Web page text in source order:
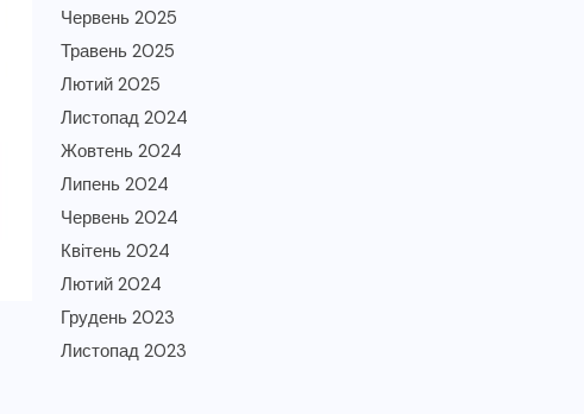
Червень 2025
Травень 2025
Лютий 2025
Листопад 2024
Жовтень 2024
Липень 2024
Червень 2024
Квітень 2024
Лютий 2024
Грудень 2023
Листопад 2023